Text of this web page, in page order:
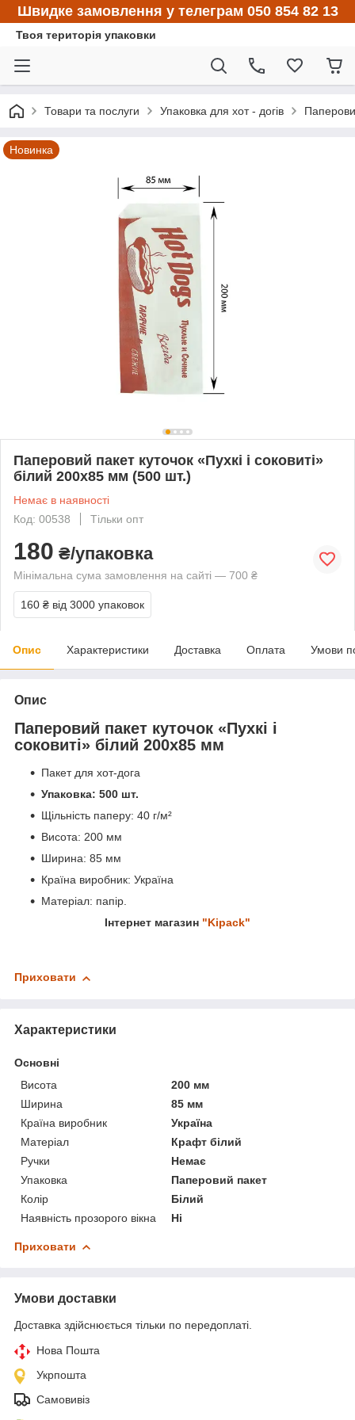
Швидке замовлення у телеграм 050 854 82 13
Твоя територія упаковки
Товари та послуги Упаковка для хот - догів
Новинка
Паперовий пакет куточок «Пухкі і соковиті»
білий 200х85 мм (500 шт.)
Немає в наявності
Код: 00538
Тільки опт
180 ₴/упаковка
Мінімальна сума замовлення на сайті — 700 ₴
160 ₴ від 3000 упаковок
Опис Характеристики Доставка Оплата Умови
Опис
Паперовий пакет куточок «Пухкі і
соковиті» білий 200х85 мм
Пакет для хот-дога
Упаковка: 500 шт.
Щільність паперу: 40 г/м²
Висота: 200 мм
Ширина: 85 мм
Країна виробник: Україна
Матеріал: папір.
Інтернет магазин "Kipack"
Приховати
Характеристики
Основні
Висота
200 мм
Ширина
85 мм
Країна виробник
Україна
Матеріал
Крафт білий
Ручки
Немає
Упаковка
Паперовий пакет
Колір
Білий
Наявність прозорого вікна
Ні
Приховати
Умови доставки
Доставка здійснюється тільки по передоплаті.
Нова Пошта
Укрпошта
Самовивіз